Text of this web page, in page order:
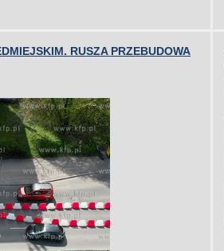
RUSZA PRZEBUDOWA